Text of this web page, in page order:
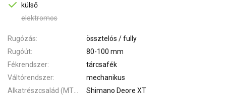
külső
elektromos
Rugózás
össztelós / fully
Rugóút
80-100 mm
Fékrendszer
tárcsafék
Váltórendszer
mechanikus
Shimano Deore XT